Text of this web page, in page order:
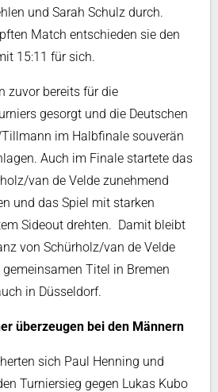
und Sarah Schulz durch.
Match entschieden sie den
15:11 für sich.
zuvor bereits für die
gesorgt und die Deutschen
im Halbfinale souverän
Auch im Finale startete das
van de Velde zunehmend
und das Spiel mit starken
Sideout drehten. Damit bleibt
von Schürholz/van de Velde
Titel in Bremen
in Düsseldorf.
überzeugen bei den Männern
sich Paul Henning und
Turniersieg gegen Lukas Kubo